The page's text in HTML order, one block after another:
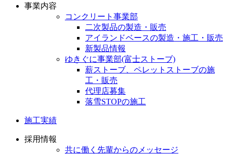
事業内容
コンクリート事業部
二次製品の製造・販売
アイランドベースの製造・施工・販売
新製品情報
ゆきぐに事業部(富士ストーブ)
薪ストーブ、ペレットストーブの施
工・販売
代理店募集
落雪STOPの施工
施工実績
採用情報
共に働く先輩からのメッセージ